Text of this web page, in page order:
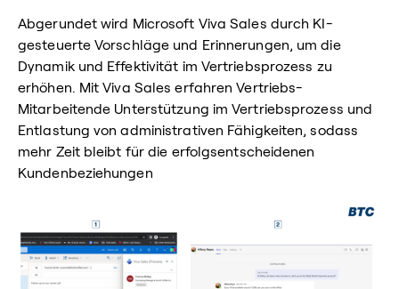
Abgerundet wird Microsoft Viva Sales durch KI-
gesteuerte Vorschläge und Erinnerungen, um die
Dynamik und Effektivität im Vertriebsprozess zu
erhöhen. Mit Viva Sales erfahren Vertriebs-
Mitarbeitende Unterstützung im Vertriebsprozess und
Entlastung von administrativen Fähigkeiten, sodass
mehr Zeit bleibt für die erfolgsentscheidenen
Kundenbeziehungen